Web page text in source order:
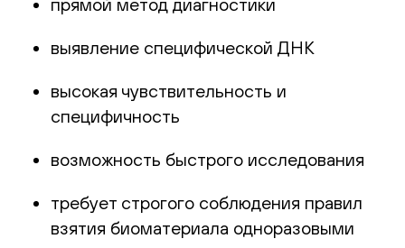
выявление специфической ДНК
высокая чувствительность и
специфичность
возможность быстрого исследования
требует строгого соблюдения правил
взятия биоматериала одноразовыми